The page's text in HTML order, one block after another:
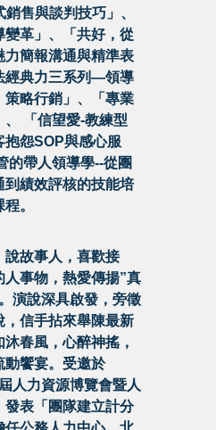
售與談判技巧」、
變革」、「共好，從
力簡報溝通與精準表
經典力三系列—領導
策略行銷」、「專業
「信望愛-教練型
抱怨SOP與感心服
的帶人領導學--從團
到績效評核的技能培
。
說故事人，喜歡接
人事物，熱愛傳揚”真
演說深具啟發，旁徵
，信手拈來舉陳最新
春風，心醉神搖，
動饗宴。受邀於
人力資源博覽會暨人
發表「團隊建立計分